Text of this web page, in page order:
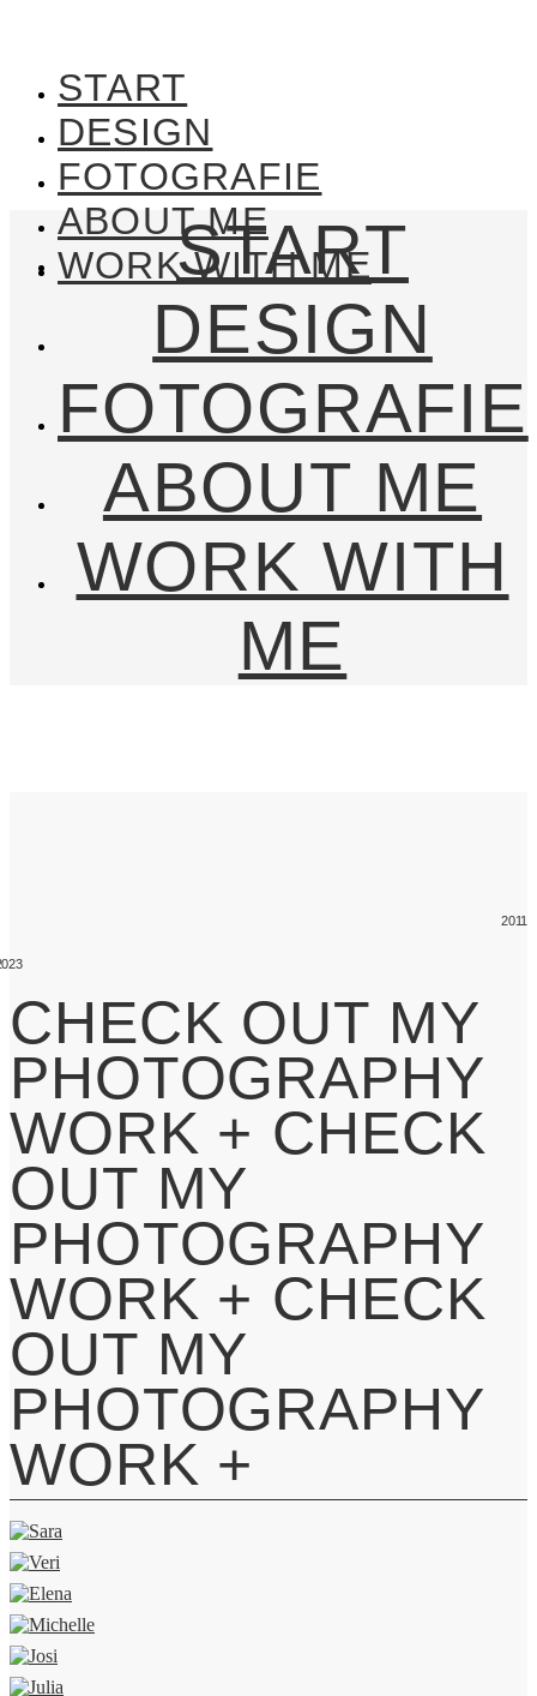
START
DESIGN
FOTOGRAFIE
ABOUT ME
WORK WITH ME
START
DESIGN
FOTOGRAFIE
ABOUT ME
WORK WITH
ME
2011
CHECK OUT MY
PHOTOGRAPHY
WORK + CHECK
OUT MY
PHOTOGRAPHY
WORK + CHECK
OUT MY
PHOTOGRAPHY
WORK +